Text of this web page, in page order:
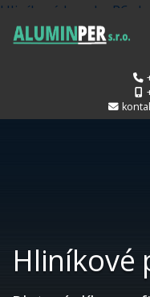
Hliníkové
Hliníková branka P6
brána O2 zlatý dub